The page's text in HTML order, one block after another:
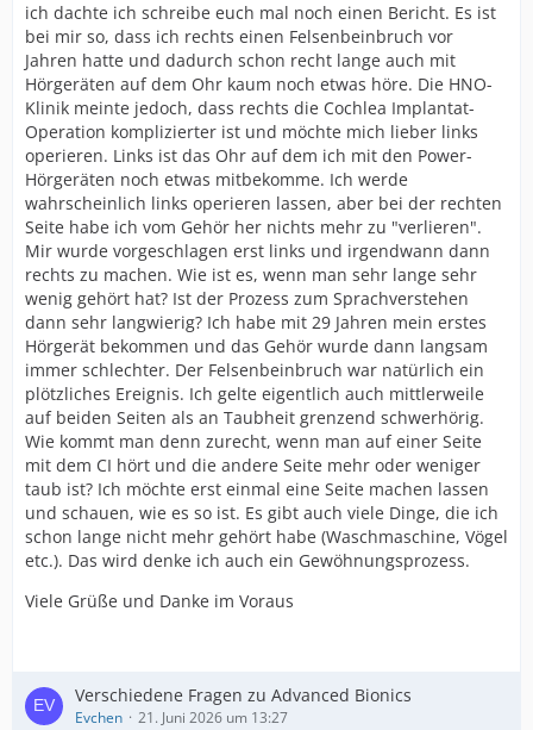
ich dachte ich schreibe euch mal noch einen Bericht. Es ist
bei mir so, dass ich rechts einen Felsenbeinbruch vor
Jahren hatte und dadurch schon recht lange auch mit
Hörgeräten auf dem Ohr kaum noch etwas höre. Die HNO-
Klinik meinte jedoch, dass rechts die Cochlea Implantat-
Operation komplizierter ist und möchte mich lieber links
operieren. Links ist das Ohr auf dem ich mit den Power-
Hörgeräten noch etwas mitbekomme. Ich werde
wahrscheinlich links operieren lassen, aber bei der rechten
Seite habe ich vom Gehör her nichts mehr zu "verlieren".
Mir wurde vorgeschlagen erst links und irgendwann dann
rechts zu machen. Wie ist es, wenn man sehr lange sehr
wenig gehört hat? Ist der Prozess zum Sprachverstehen
dann sehr langwierig? Ich habe mit 29 Jahren mein erstes
Hörgerät bekommen und das Gehör wurde dann langsam
immer schlechter. Der Felsenbeinbruch war natürlich ein
plötzliches Ereignis. Ich gelte eigentlich auch mittlerweile
auf beiden Seiten als an Taubheit grenzend schwerhörig.
Wie kommt man denn zurecht, wenn man auf einer Seite
mit dem CI hört und die andere Seite mehr oder weniger
taub ist? Ich möchte erst einmal eine Seite machen lassen
und schauen, wie es so ist. Es gibt auch viele Dinge, die ich
schon lange nicht mehr gehört habe (Waschmaschine, Vögel
etc.). Das wird denke ich auch ein Gewöhnungsprozess.
Viele Grüße und Danke im Voraus
Verschiedene Fragen zu Advanced Bionics
Evchen 21. Juni 2026 um 13:27